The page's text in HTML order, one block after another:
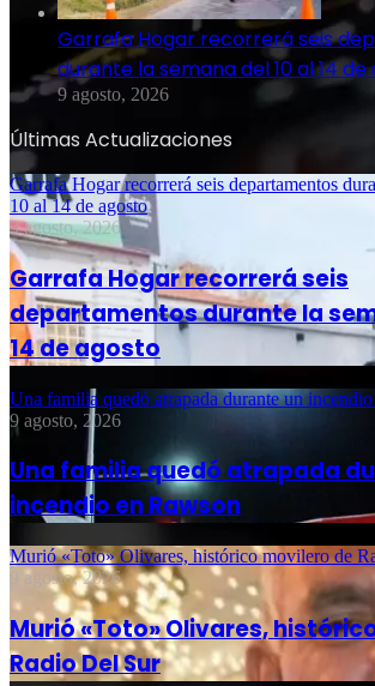
Garrafa Hogar recorrerá seis
durante la semana del 10 al 14
9 agosto, 2026
Últimas Actualizaciones
Garrafa Hogar recorrerá seis departamentos
10 al 14 de agosto
9 agosto, 2026
Garrafa Hogar recorrerá seis
departamentos durante la
14 de agosto
Una familia quedó atrapada durante un
9 agosto, 2026
Una familia quedó atrapada
incendio en Rawson
Murió «Toto» Olivares, histórico movilero de
9 agosto, 2026
Murió «Toto» Olivares,
Radio Del Sur